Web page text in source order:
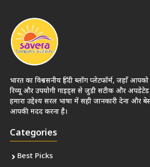
भारत का विश्वसनीय हिंदी ब्लॉग प्लेटफॉर्म, जहाँ आपको
रिव्यू और उपयोगी गाइड्स से जुड़ी सटीक और अपडेटेड
हमारा उद्देश्य सरल भाषा में सही जानकारी देना और
आपकी मदद करना है।
Categories
Best Picks